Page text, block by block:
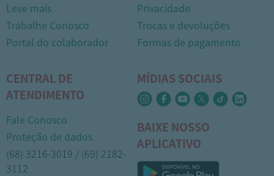
Leve mais
Trabalhe Conosco
Portal do colaborador
Privacidade
Trocas e devoluções
Formas de pagamento
CENTRAL DE
ATENDIMENTO
Fale Conosco
Proteção de dados
(68) 3216-3019 / (69) 2182-
3112
MÍDIAS SOCIAIS
BAIXE NOSSO
APLICATIVO